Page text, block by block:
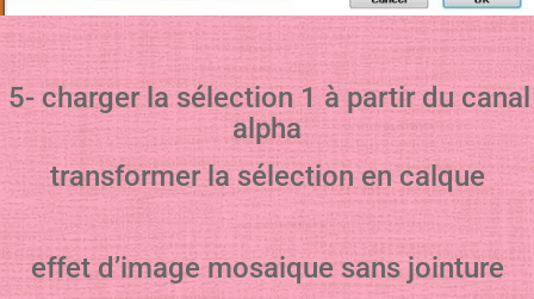
5- charger la sélection 1 à partir du canal
alpha
transformer la sélection en calque
effet d’image mosaique sans jointure